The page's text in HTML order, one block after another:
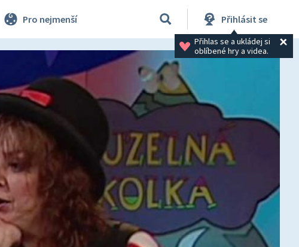
Pro nejmenší Přihlásit se
Přihlas se a ukládej si
oblíbené hry a videa.